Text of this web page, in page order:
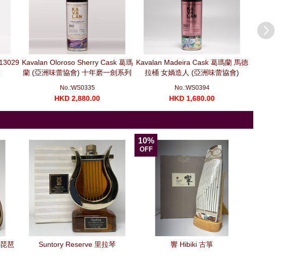
Kavalan Oloroso Sherry Cask 葛瑪
蘭 (亞洲味蕾協會) 十年磨一劍系列
No.:WS0335
HKD 2,880.00
Kavalan Madeira Cask 葛瑪蘭 馬德
拉桶 女媧造人 (亞洲味蕾協會)
No.:WS0394
HKD 1,680.00
琶 Suntory Reserve 里拉琴
10%
OFF
響 Hibiki 古箏